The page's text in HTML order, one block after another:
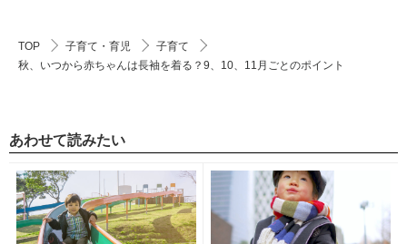
TOP 子育て・育児
子育て
秋、いつから赤ちゃんは長袖を着る？9、10、11月ごとのポイント
あわせて読みたい